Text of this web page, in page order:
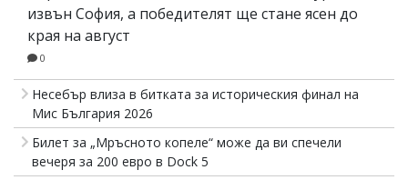
извън София, а победителят ще стане ясен до
края на август
0
Несебър влиза в битката за историческия финал на
Мис България 2026
Билет за „Мръсното копеле“ може да ви спечели
вечеря за 200 евро в Dock 5